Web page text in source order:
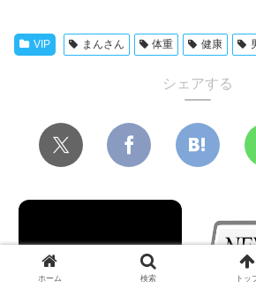
VIP まんさん 体重 健康
シェアする
ホーム 検索 トッ